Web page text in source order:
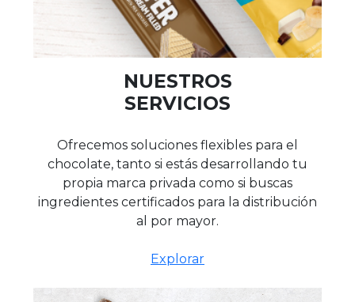
NUESTROS
SERVICIOS
Ofrecemos soluciones flexibles para el
chocolate, tanto si estás desarrollando tu
propia marca privada como si buscas
ingredientes certificados para la distribución
al por mayor.
Explorar